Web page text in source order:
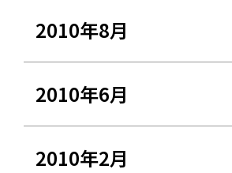
2010年8月
2010年6月
2010年2月